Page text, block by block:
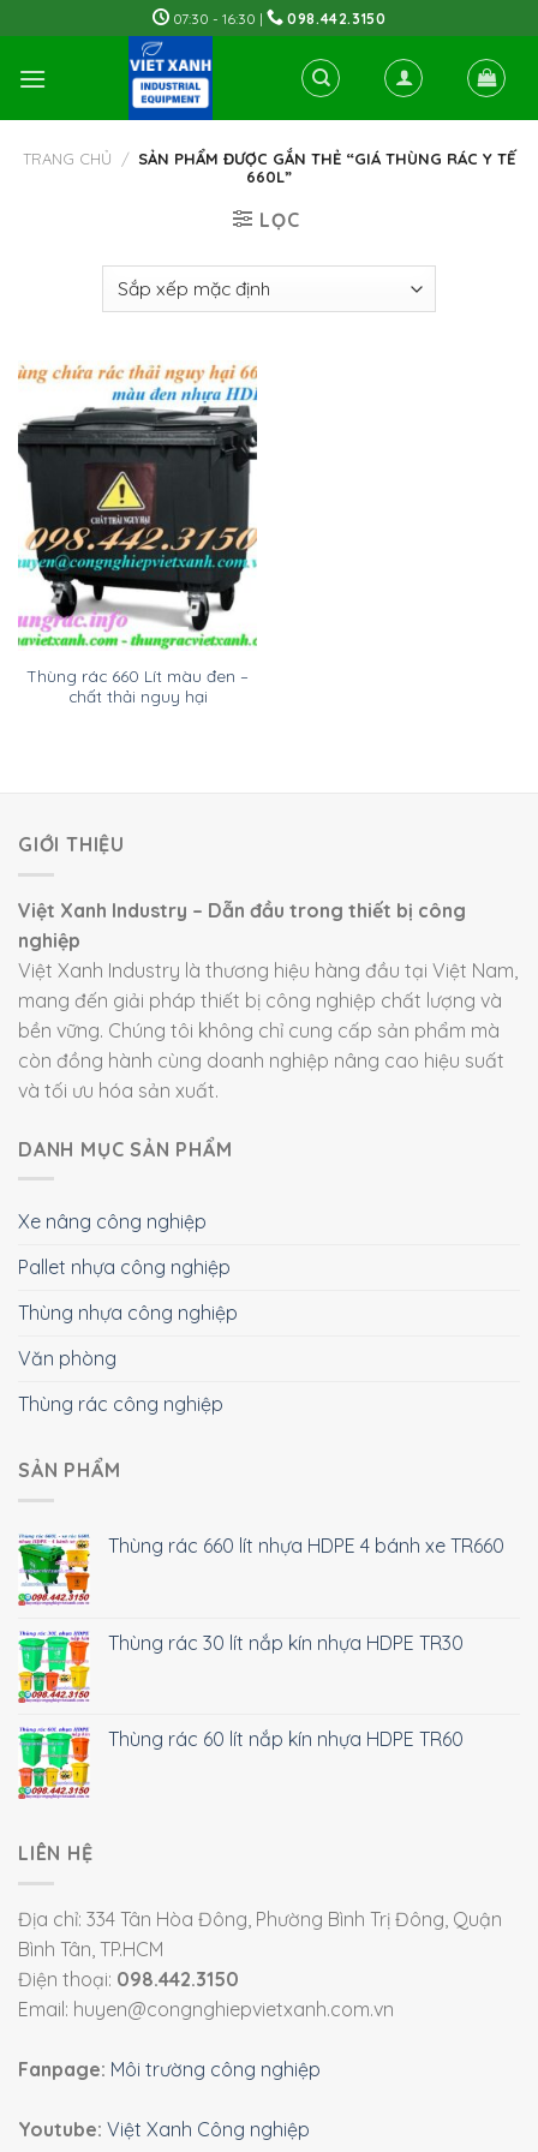
to
content
07:30 - 16:30 | 098.442.3150
TRANG CHỦ / SẢN PHẨM ĐƯỢC GẮN THẺ “GIÁ THÙNG RÁC Y TẾ
660L”
LỌC
Thùng rác 660 Lít màu đen –
chất thải nguy hại
GIỚI THIỆU
Việt Xanh Industry – Dẫn đầu trong thiết bị công
nghiệp
Việt Xanh Industry là thương hiệu hàng đầu tại Việt Nam,
mang đến giải pháp thiết bị công nghiệp chất lượng và
bền vững. Chúng tôi không chỉ cung cấp sản phẩm mà
còn đồng hành cùng doanh nghiệp nâng cao hiệu suất
và tối ưu hóa sản xuất.
DANH MỤC SẢN PHẨM
Xe nâng công nghiệp
Pallet nhựa công nghiệp
Thùng nhựa công nghiệp
Văn phòng
Thùng rác công nghiệp
SẢN PHẨM
Thùng rác 660 lít nhựa HDPE 4 bánh xe TR660
Thùng rác 30 lít nắp kín nhựa HDPE TR30
Thùng rác 60 lít nắp kín nhựa HDPE TR60
LIÊN HỆ
Địa chỉ: 334 Tân Hòa Đông, Phường Bình Trị Đông, Quận
Bình Tân, TP.HCM
Điện thoại: 098.442.3150
Email: huyen@congnghiepvietxanh.com.vn
Fanpage: Môi trường công nghiệp
Youtube: Việt Xanh Công nghiệp